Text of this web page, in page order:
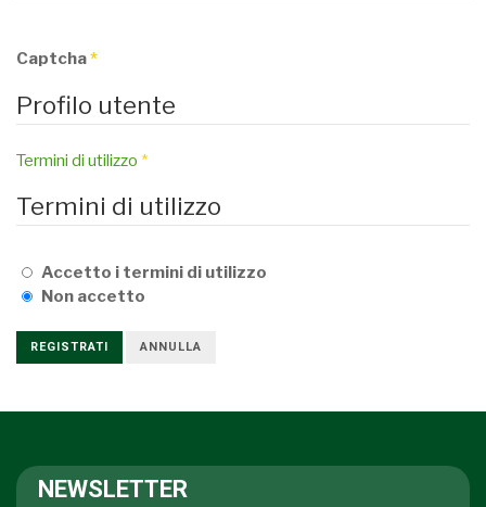
Captcha*
Profilo utente
Termini di utilizzo *
Termini di utilizzo
Accetto i termini di utilizzo
Non accetto
REGISTRATI ANNULLA
NEWSLETTER